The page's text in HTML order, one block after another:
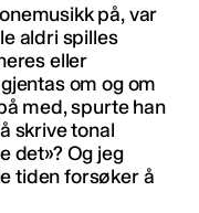
på, var
aldri spilles
eller
om og om
med, spurte han
skrive tonal
det»? Og jeg
tiden forsøker å